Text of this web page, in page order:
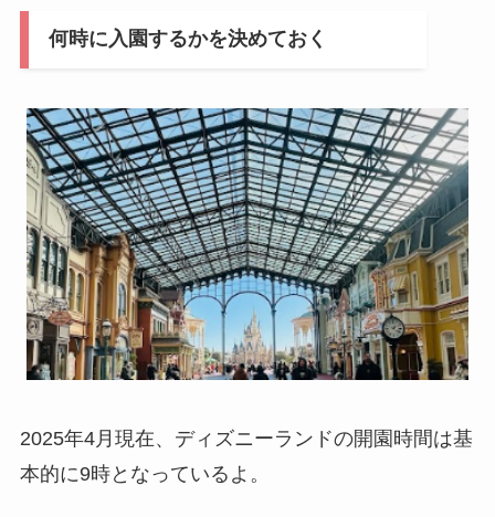
何時に入園するかを決めておく
2025年4月現在、ディズニーランドの開園時間は基
本的に9時となっているよ。